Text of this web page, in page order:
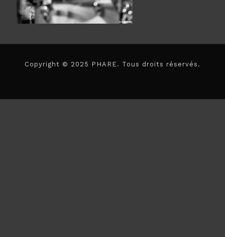
Copyright © 2025 PHARE. Tous droits réservés.